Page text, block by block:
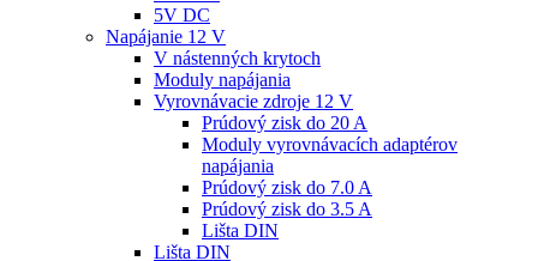
5V DC
Napájanie 12 V
V nástenných krytoch
Moduly napájania
Vyrovnávacie zdroje 12 V
Prúdový zisk do 20 A
Moduly vyrovnávacích adaptérov
napájania
Prúdový zisk do 7.0 A
Prúdový zisk do 3.5 A
Lišta DIN
Lišta DIN